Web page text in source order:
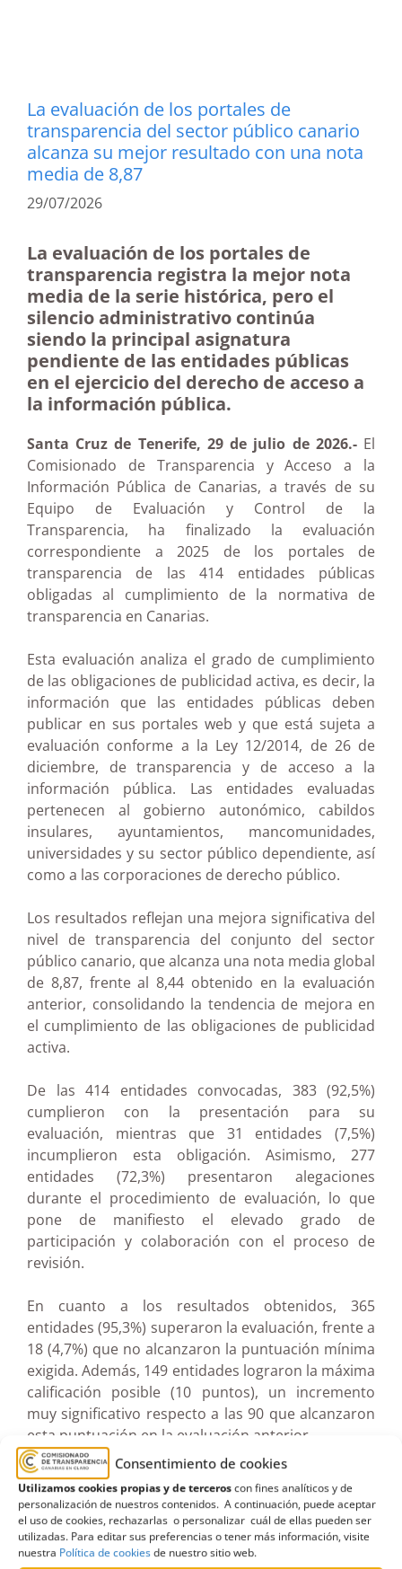
Consentimiento de cookies
Utilizamos cookies propias y de terceroscon fines analíticos y de
personalización de nuestros contenidos. A continuación, puede aceptar
el uso de cookies, rechazarlas o personalizar cuál de ellas pueden ser
utilizadas. Para editar sus preferencias o tener más información, visite
nuestra Política de cookiesde nuestro sitio web.
La evaluación de los portales de
transparencia del sector público canario
alcanza su mejor resultado con una nota
media de 8,87
29/07/2026
La evaluación de los portales de
transparencia registra la mejor nota
media de la serie histórica, pero el
silencio administrativo continúa
siendo la principal asignatura
pendiente de las entidades públicas
en el ejercicio del derecho de acceso a
la información pública.
Santa Cruz de Tenerife, 29 de julio de 2026.-El
Comisionado de Transparencia y Acceso a la
Información Pública de Canarias, a través de su
Equipo de Evaluación y Control de la
Transparencia, ha finalizado la evaluación
correspondiente a 2025 de los portales de
transparencia de las 414 entidades públicas
obligadas al cumplimiento de la normativa de
transparencia en Canarias.
Esta evaluación analiza el grado de cumplimiento
de las obligaciones de publicidad activa, es decir, la
información que las entidades públicas deben
publicar en sus portales web y que está sujeta a
evaluación conforme a la Ley 12/2014, de 26 de
diciembre, de transparencia y de acceso a la
información pública. Las entidades evaluadas
pertenecen al gobierno autonómico, cabildos
insulares, ayuntamientos, mancomunidades,
universidades y su sector público dependiente, así
como a las corporaciones de derecho público.
Los resultados reflejan una mejora significativa del
nivel de transparencia del conjunto del sector
público canario, que alcanza una nota media global
de 8,87, frente al 8,44 obtenido en la evaluación
anterior, consolidando la tendencia de mejora en
el cumplimiento de las obligaciones de publicidad
activa.
De las 414 entidades convocadas, 383 (92,5%)
cumplieron con la presentación para su
evaluación, mientras que 31 entidades (7,5%)
incumplieron esta obligación. Asimismo, 277
entidades (72,3%) presentaron alegaciones
durante el procedimiento de evaluación, lo que
pone de manifiesto el elevado grado de
participación y colaboración con el proceso de
revisión.
En cuanto a los resultados obtenidos, 365
entidades (95,3%) superaron la evaluación, frente a
18 (4,7%) que no alcanzaron la puntuación mínima
exigida. Además, 149 entidades lograron la máxima
calificación posible (10 puntos), un incremento
muy significativo respecto a las 90 que alcanzaron
esta puntuación en la evaluación anterior.
El portal de transparencia de la Administración
Pública de la Comunidad Autónoma obtiene una
puntuación de 9,17, superior al 9,02 alcanzado en
la evaluación anterior.